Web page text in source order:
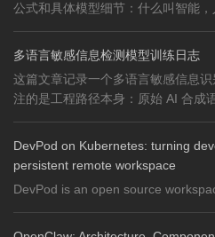
公式和具体模型细节：什么叫智能，
多语言敏感信息检测模型训练日志
这篇文章记录一个多语言敏感信息
注的是工程路径本身：原始 AI 合成
DevPod on Kubernetes: turning
persistent remote workspace
DevPod is an open source